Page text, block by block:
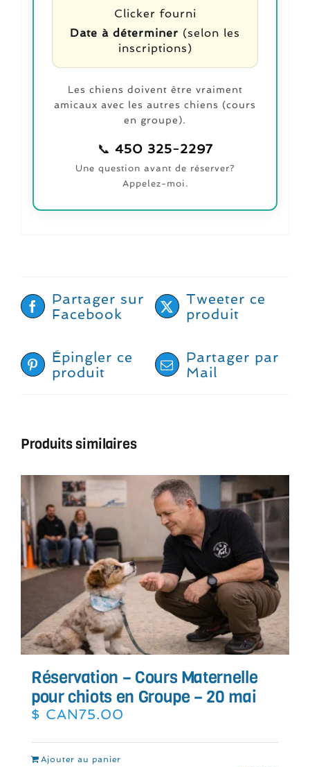
Clicker fourni
Date à déterminer (selon les
inscriptions)
Les chiens doivent être vraiment
amicaux avec les autres chiens (cours
en groupe).
📞 450 325-2297
Une question avant de réserver?
Appelez-moi.
Partager sur
Facebook
Tweeter ce
produit
Épingler ce
produit
Partager par
Mail
Produits similaires
Réservation – Cours Maternelle
pour chiots en Groupe – 20 mai
$ CAN75.00
Ajouter au panier